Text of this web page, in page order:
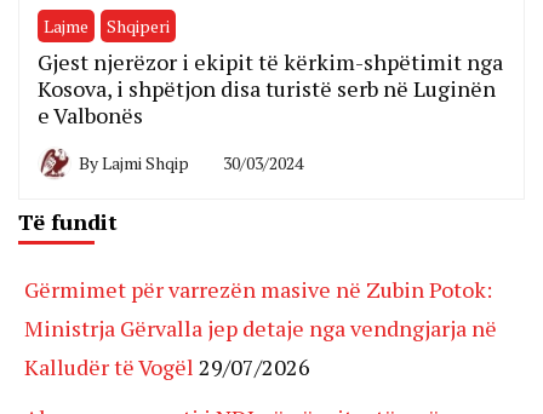
Lajme Shqiperi
Gjest njerëzor i ekipit të kërkim-shpëtimit nga
Kosova, i shpëtjon disa turistë serb në Luginën
e Valbonës
ByLajmi Shqip 30/03/2024
Të fundit
Gërmimet për varrezën masive në Zubin Potok:
Ministrja Gërvalla jep detaje nga vendngjarja në
Kalludër të Vogël 29/07/2026